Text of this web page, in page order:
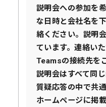
説明会への参加を
な日時と会社名を
絡ください。説明
ています。連絡い
Teamsの接続先を
説明会はすべて同
質疑応答の中で共
ホームページに掲